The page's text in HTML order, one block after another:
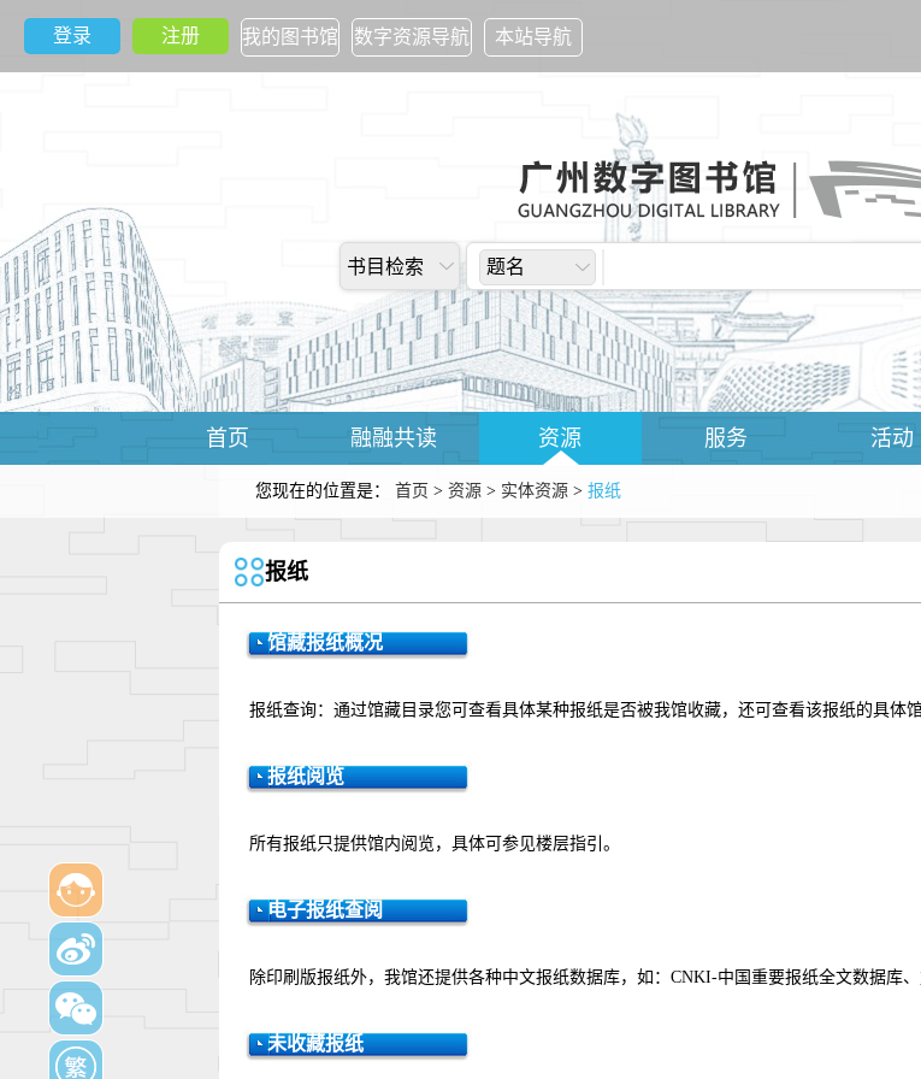
登录 注册 我的图书馆 数字资源导航 本站导航
书目检索 题名
首页 融融共读 资源 服务 活动
您现在的位置是： 首页 > 资源 > 实体资源 > 报纸
报纸
馆藏报纸概况
报纸查询：通过馆藏目录您可查看具体某种报纸是否被我馆收藏，还可查看该报纸的具体
报纸阅览
所有报纸只提供馆内阅览，具体可参见楼层指引。
电子报纸查阅
除印刷版报纸外，我馆还提供各种中文报纸数据库，如：CNKI-中国重要报纸全文数据库、
未收藏报纸